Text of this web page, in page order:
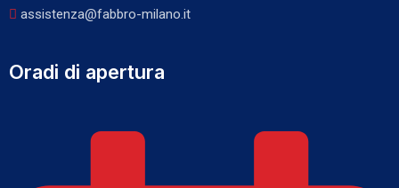
assistenza@fabbro-milano.it
Oradi di apertura